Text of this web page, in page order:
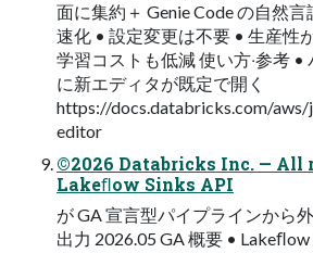
⾯に集約＋ Genie Code の⾃然
速化 • 設定変更は不要 • ⽣産性
学習コストも低減 使い⽅‧参考
に新エディタが既定で開く
https://docs.databricks.com/
editor
©2026 Databricks Inc. — All
Lakeﬂow Sinks API
が GA 宣言型パイプラインから
出力 2026.05 GA 概要 •